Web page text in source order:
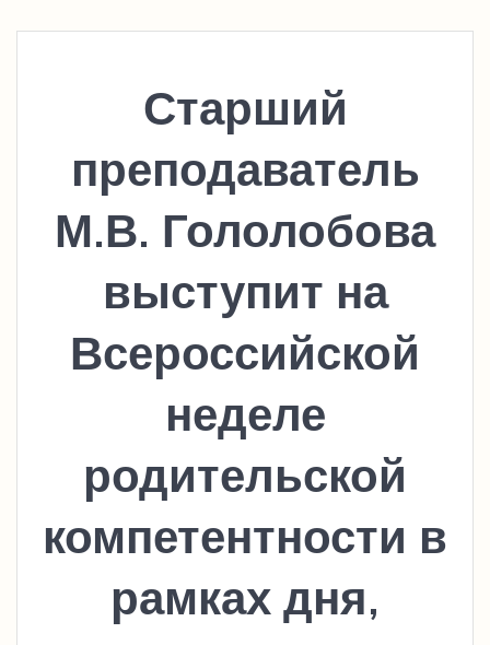
Старший
преподаватель
М.В. Гололобова
выступит на
Всероссийской
неделе
родительской
компетентности в
рамках дня,